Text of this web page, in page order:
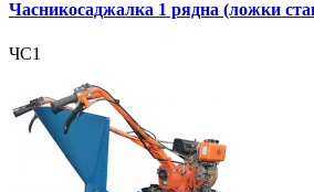
Часникосаджалка 1 рядна (ложки
ЧС1